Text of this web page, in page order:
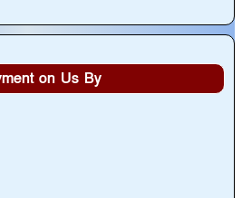
on Us By